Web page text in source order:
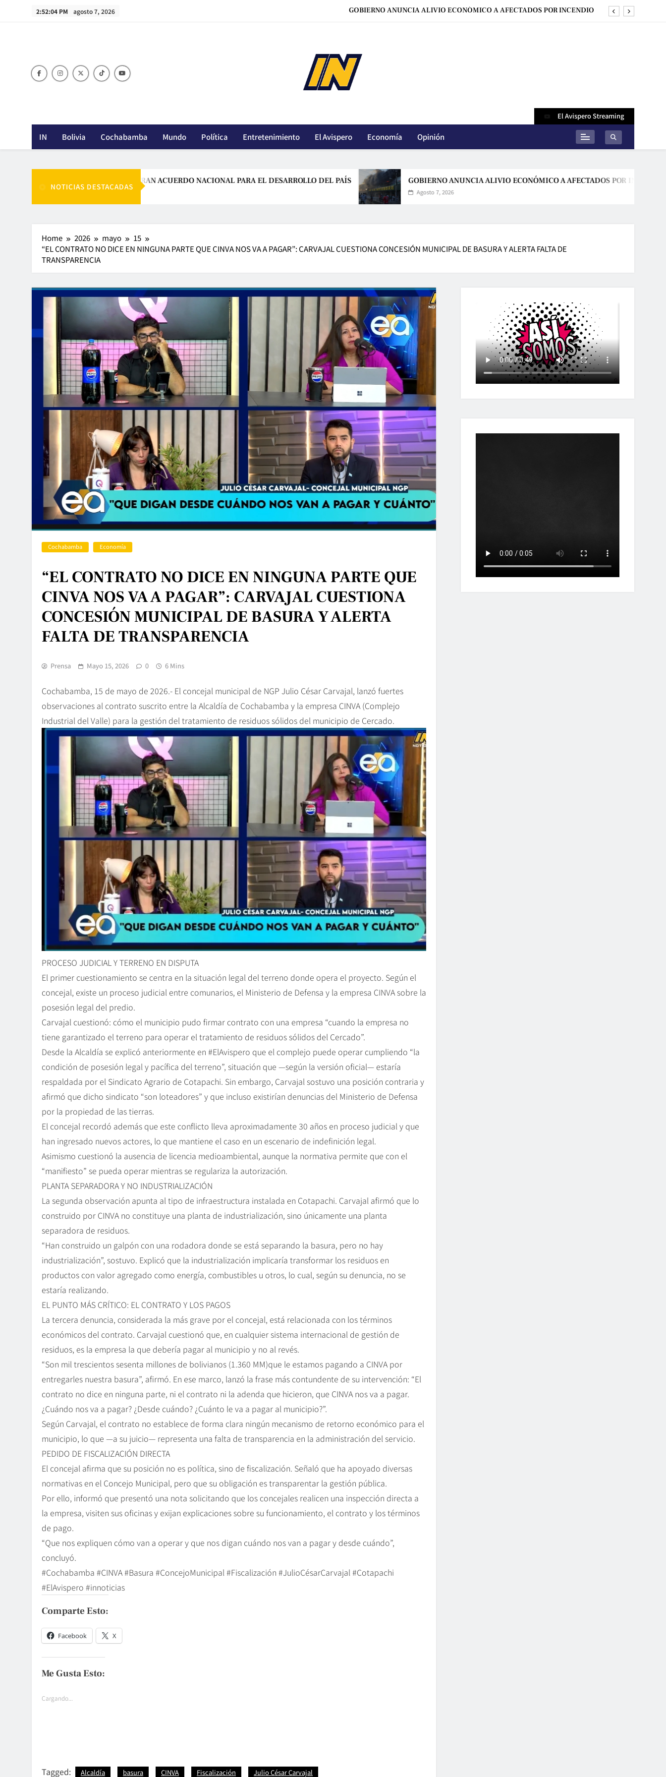
2:52:05 PM agosto 7, 2026
GOBIERNO ANUNCIA ALIVIO ECONÓMICO A AFECTADOS POR INCENDIO
PAZ LLAMA A UN GRAN ACUERDO NACIONAL PARA EL DESARROLLO DEL PAÍS
GOBIERNO ANUNCIA ALIVIO ECONÓMICO A AFECTADOS POR INCENDIO
OVIEDO VINCULA OLA DE CRÍMENES EN SANTA CRUZ CON LA RED DE MARSET
HABRÁ UN ESPACIO PROVISIONAL PARA AFECTADOS DEL INCENDIO DE BARRIO LINDO Y ALIVIO FINANCIERO
DE REACTIVACIÓN
innoticiasbo.com
IN Bolivia Cochabamba Mundo Política Entretenimiento El Avispero Economía Opinión
El Avispero Streaming
NOTICIAS DESTACADAS
PAZ LLAMA A UN GRAN ACUERDO NACIONAL PARA EL DESARROLLO DEL PAÍS
Agosto 7, 2026
GOBIERNO ANUNCIA ALIVIO ECONÓMICO A AFECTADOS POR INCENDIO
Agosto 7, 2026
Home 2026 mayo
15
“EL CONTRATO NO DICE EN NINGUNA PARTE QUE CINVA NOS VA A PAGAR”: CARVAJAL CUESTIONA CONCESIÓN MUNICIPAL DE BASURA Y ALERTA FALTA DE
TRANSPARENCIA
Cochabamba Economía
“EL CONTRATO NO DICE EN NINGUNA PARTE QUE
CINVA NOS VA A PAGAR”: CARVAJAL CUESTIONA
CONCESIÓN MUNICIPAL DE BASURA Y ALERTA
FALTA DE TRANSPARENCIA
Prensa Mayo 15, 2026 0 6 Mins
Cochabamba, 15 de mayo de 2026.- El concejal municipal de NGP Julio César Carvajal, lanzó fuertes
observaciones al contrato suscrito entre la Alcaldía de Cochabamba y la empresa CINVA (Complejo
Industrial del Valle) para la gestión del tratamiento de residuos sólidos del municipio de Cercado.
PROCESO JUDICIAL Y TERRENO EN DISPUTA
El primer cuestionamiento se centra en la situación legal del terreno donde opera el proyecto. Según el
concejal, existe un proceso judicial entre comunarios, el Ministerio de Defensa y la empresa CINVA sobre la
posesión legal del predio.
Carvajal cuestionó: cómo el municipio pudo firmar contrato con una empresa “cuando la empresa no
tiene garantizado el terreno para operar el tratamiento de residuos sólidos del Cercado”.
Desde la Alcaldía se explicó anteriormente en #ElAvispero que el complejo puede operar cumpliendo “la
condición de posesión legal y pacífica del terreno”, situación que —según la versión oficial— estaría
respaldada por el Sindicato Agrario de Cotapachi. Sin embargo, Carvajal sostuvo una posición contraria y
afirmó que dicho sindicato “son loteadores” y que incluso existirían denuncias del Ministerio de Defensa
por la propiedad de las tierras.
El concejal recordó además que este conflicto lleva aproximadamente 30 años en proceso judicial y que
han ingresado nuevos actores, lo que mantiene el caso en un escenario de indefinición legal.
Asimismo cuestionó la ausencia de licencia medioambiental, aunque la normativa permite que con el
“manifiesto” se pueda operar mientras se regulariza la autorización.
PLANTA SEPARADORA Y NO INDUSTRIALIZACIÓN
La segunda observación apunta al tipo de infraestructura instalada en Cotapachi. Carvajal afirmó que lo
construido por CINVA no constituye una planta de industrialización, sino únicamente una planta
separadora de residuos.
“Han construido un galpón con una rodadora donde se está separando la basura, pero no hay
industrialización”, sostuvo. Explicó que la industrialización implicaría transformar los residuos en
productos con valor agregado como energía, combustibles u otros, lo cual, según su denuncia, no se
estaría realizando.
EL PUNTO MÁS CRÍTICO: EL CONTRATO Y LOS PAGOS
La tercera denuncia, considerada la más grave por el concejal, está relacionada con los términos
económicos del contrato. Carvajal cuestionó que, en cualquier sistema internacional de gestión de
residuos, es la empresa la que debería pagar al municipio y no al revés.
“Son mil trescientos sesenta millones de bolivianos (1.360 MM)que le estamos pagando a CINVA por
entregarles nuestra basura”, afirmó. En ese marco, lanzó la frase más contundente de su intervención: “El
contrato no dice en ninguna parte, ni el contrato ni la adenda que hicieron, que CINVA nos va a pagar.
¿Cuándo nos va a pagar? ¿Desde cuándo? ¿Cuánto le va a pagar al municipio?”.
Según Carvajal, el contrato no establece de forma clara ningún mecanismo de retorno económico para el
municipio, lo que —a su juicio— representa una falta de transparencia en la administración del servicio.
PEDIDO DE FISCALIZACIÓN DIRECTA
El concejal afirma que su posición no es política, sino de fiscalización. Señaló que ha apoyado diversas
normativas en el Concejo Municipal, pero que su obligación es transparentar la gestión pública.
Por ello, informó que presentó una nota solicitando que los concejales realicen una inspección directa a
la empresa, visiten sus oficinas y exijan explicaciones sobre su funcionamiento, el contrato y los términos
de pago.
“Que nos expliquen cómo van a operar y que nos digan cuándo nos van a pagar y desde cuándo”,
concluyó.
#Cochabamba #CINVA #Basura #ConcejoMunicipal #Fiscalización #JulioCésarCarvajal #Cotapachi
#ElAvispero #innoticias
Comparte Esto:
Facebook X
Me Gusta Esto:
Cargando...
Tagged: Alcaldía basura CINVA Fiscalización Julio César Carvajal